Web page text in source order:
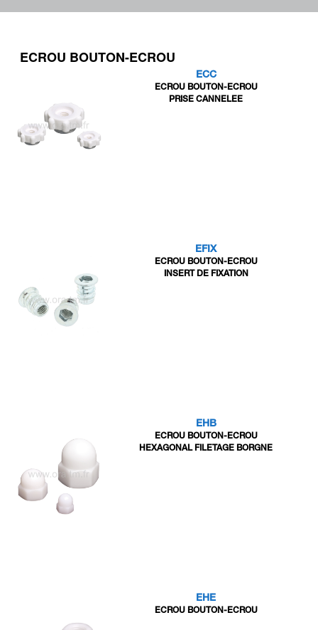
ECROU BOUTON-ECROU
ECC
ECROU BOUTON-ECROU
PRISE CANNELEE
EFIX
ECROU BOUTON-ECROU
INSERT DE FIXATION
EHB
ECROU BOUTON-ECROU
HEXAGONAL FILETAGE BORGNE
EHE
ECROU BOUTON-ECROU